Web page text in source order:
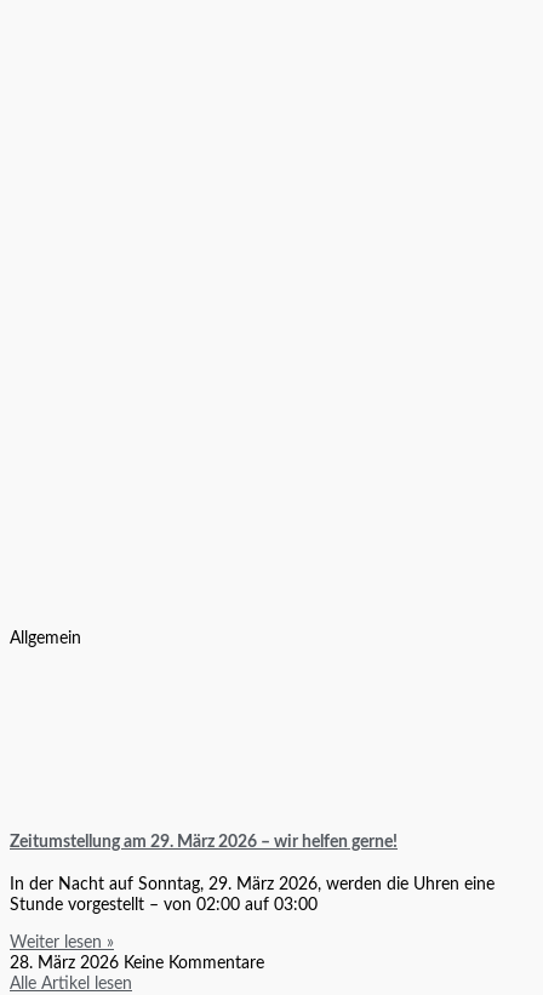
Allgemein
Zeitumstellung am 29. März 2026 – wir helfen gerne!
In der Nacht auf Sonntag, 29. März 2026, werden die Uhren eine
Stunde vorgestellt – von 02:00 auf 03:00
Weiter lesen »
28. März 2026 Keine Kommentare
Alle Artikel lesen